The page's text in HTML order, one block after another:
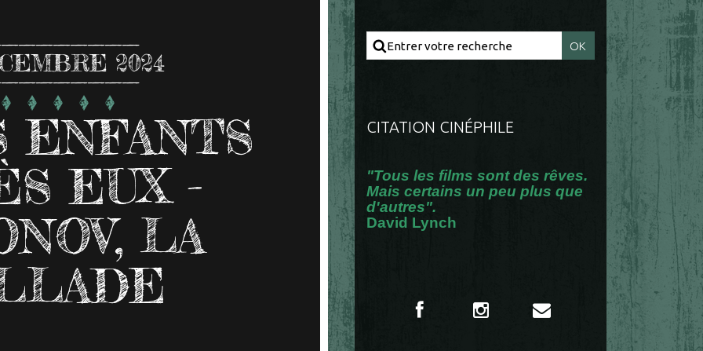
2024
ENFANTS
EUX -
LA
CITATION CINÉPHILE
"Tous les films sont des rêves.
Mais certains un peu plus que
d'autres".
David Lynch